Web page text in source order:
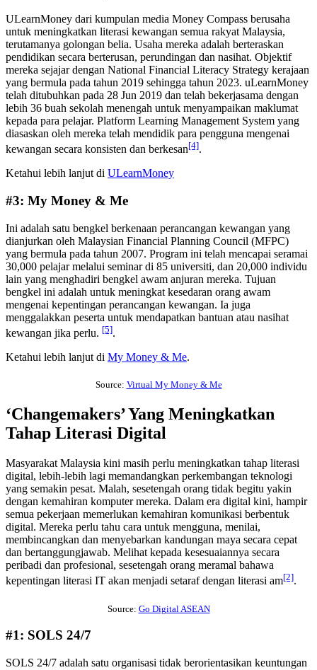
ULearnMoney dari kumpulan media Money Compass berusaha
untuk meningkatkan literasi kewangan semua rakyat Malaysia,
terutamanya golongan belia. Usaha mereka adalah berteraskan
pendidikan secara berterusan, perundingan dan nasihat. Objektif
mereka sejajar dengan National Financial Literacy Strategy kerajaan
yang bermula pada tahun 2019 sehingga tahun 2023. uLearnMoney
telah ditubuhkan pada 28 Jun 2019 dan telah bekerjasama dengan
lebih 36 buah sekolah menengah untuk menyampaikan maklumat
kepada para pelajar. Platform Learning Management System yang
diasaskan oleh mereka telah mendidik para pengguna mengenai
kewangan secara konsisten dan berkesan[4].
Ketahui lebih lanjut di ULearnMoney
#3: My Money & Me
Ini adalah satu bengkel berkenaan perancangan kewangan yang
dianjurkan oleh Malaysian Financial Planning Council (MFPC)
yang bermula pada tahun 2007. Program ini telah mencapai seramai
30,000 pelajar melalui seminar di 85 universiti, dan 20,000 individu
lain yang menghadiri bengkel awam anjuran mereka. Tujuan
bengkel ini adalah untuk meningkat kesedaran orang awam
mengenai kepentingan perancangan kewangan. Ia juga
menggalakkan peserta untuk mendapatkan bantuan atau nasihat
kewangan jika perlu. [5].
Ketahui lebih lanjut di My Money & Me.
Source: Virtual My Money & Me
‘Changemakers’ Yang Meningkatkan
Tahap Literasi Digital
Masyarakat Malaysia kini masih perlu meningkatkan tahap literasi
digital, lebih-lebih lagi memandangkan perkembangan teknologi
yang semakin pesat. Malah, sesetengah orang tidak begitu yakin
dengan kemahiran komputer mereka. Dalam era digital kini, hampir
semua pekerjaan memerlukan kemahiran komunikasi berbentuk
digital. Mereka perlu tahu cara untuk mengguna, menilai,
membincangkan dan menyebarkan kandungan maya secara cepat
dan bertanggungjawab. Melihat kepada kesesuaiannya secara
peribadi dan profesional, sesetengah orang meramal bahawa
kepentingan literasi IT akan menjadi setaraf dengan literasi am[2].
Source: Go Digital ASEAN
#1: SOLS 24/7
SOLS 24/7 adalah satu organisasi tidak berorientasikan keuntungan